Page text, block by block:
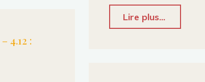
Lire plus...
4.12 :